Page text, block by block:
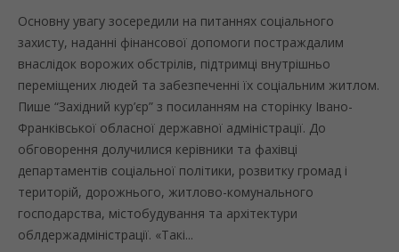
Основну увагу зосередили на питаннях соціального
захисту, наданні фінансової допомоги постраждалим
внаслідок ворожих обстрілів, підтримці внутрішньо
переміщених людей та забезпеченні їх соціальним житлом.
Пише “Західний кур’єр” з посиланням на сторінку Івано-
Франківської обласної державної адміністрації. До
обговорення долучилися керівники та фахівці
департаментів соціальної політики, розвитку громад і
територій, дорожнього, житлово-комунального
господарства, містобудування та архітектури
облдержадміністрації. «Такі...